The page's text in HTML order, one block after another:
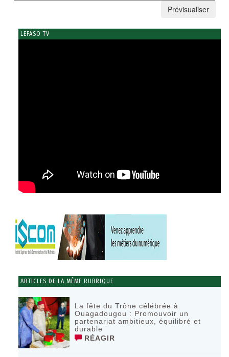
LEFASO TV
ARTICLES DE LA MÊME RUBRIQUE
La fête du Trône célébrée à
Ouagadougou : Promouvoir un
partenariat ambitieux, équilibré et
durable
RÉAGIR